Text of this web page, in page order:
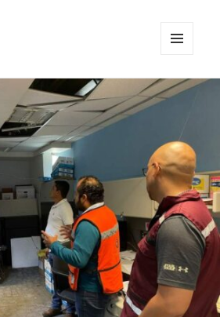
WIDGETS